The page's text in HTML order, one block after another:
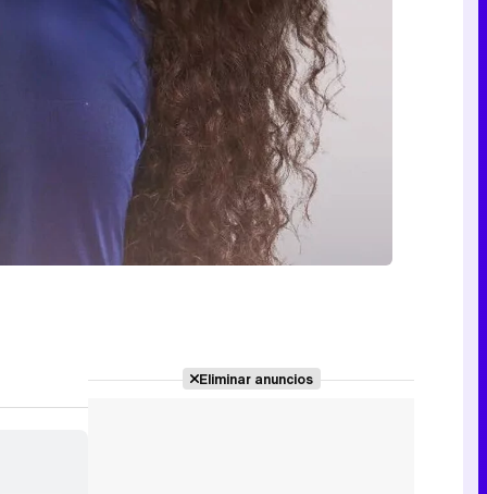
Eliminar anuncios